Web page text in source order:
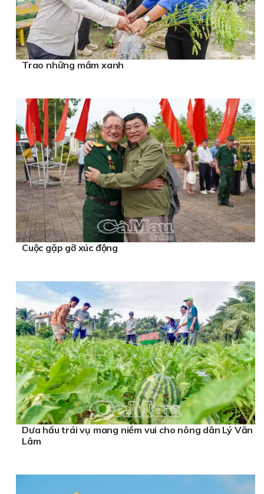
Trao những mầm xanh
Cuộc gặp gỡ xúc động
Dưa hấu trái vụ mang niềm vui cho nông dân Lý Văn
Lâm